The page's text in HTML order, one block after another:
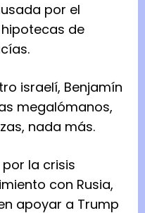
por el
de
israelí, Benjamín
megalómanos,
nada más.
la crisis
con Rusia,
apoyar a Trump